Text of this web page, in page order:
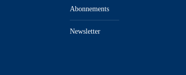
Abonnements
Newsletter